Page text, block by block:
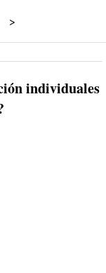
>
individuales